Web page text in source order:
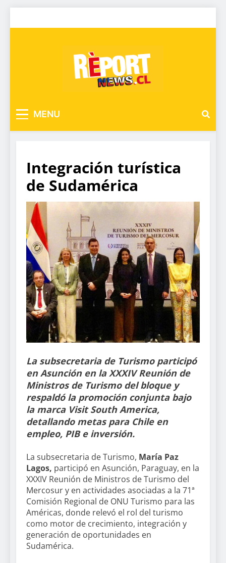
MENU
Integración turística
de Sudamérica
La subsecretaria de Turismo participó
en Asunción en la XXXIV Reunión de
Ministros de Turismo del bloque y
respaldó la promoción conjunta bajo
la marca Visit South America,
detallando metas para Chile en
empleo, PIB e inversión.
La subsecretaria de Turismo, María Paz
Lagos, participó en Asunción, Paraguay, en la
XXXIV Reunión de Ministros de Turismo del
Mercosur y en actividades asociadas a la 71ª
Comisión Regional de ONU Turismo para las
Américas, donde relevó el rol del turismo
como motor de crecimiento, integración y
generación de oportunidades en
Sudamérica.